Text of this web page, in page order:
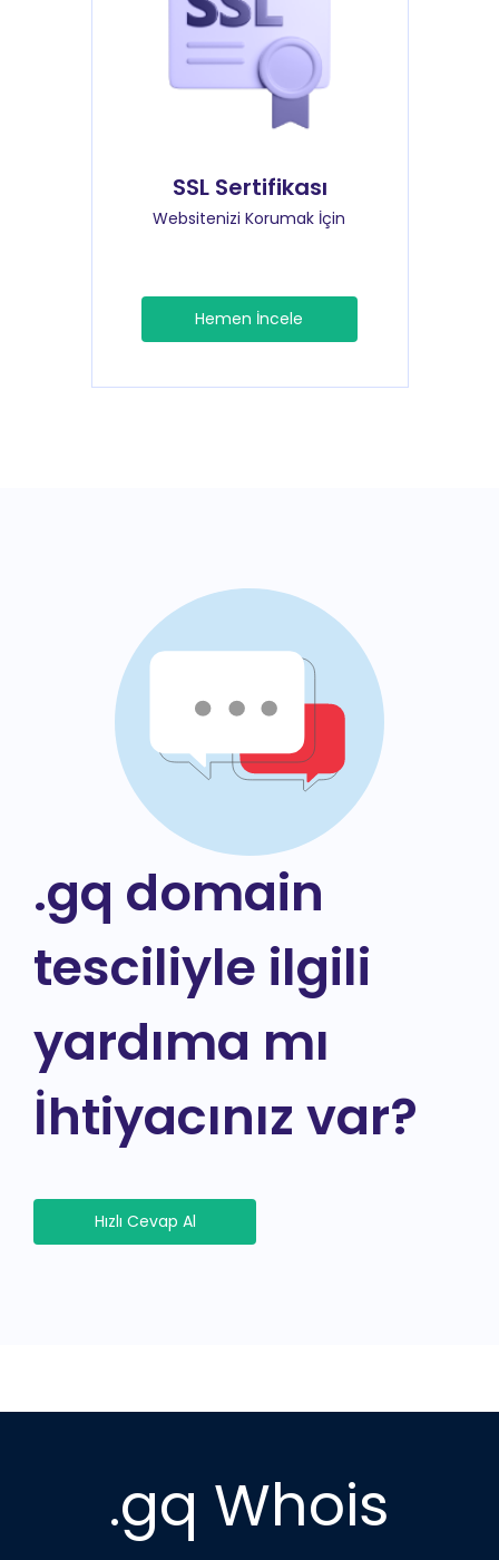
SSL Sertifikası
Websitenizi Korumak İçin
Hemen İncele
.gq domain
tesciliyle ilgili
yardıma mı
İhtiyacınız var?
Hızlı Cevap Al
.gq Whois